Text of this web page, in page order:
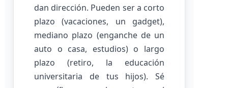
dan dirección. Pueden ser a corto
plazo (vacaciones, un gadget),
mediano plazo (enganche de un
auto o casa, estudios) o largo
plazo (retiro, la educación
universitaria de tus hijos). Sé